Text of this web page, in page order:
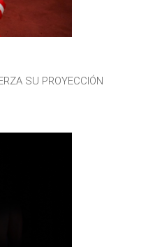
SU PROYECCIÓN